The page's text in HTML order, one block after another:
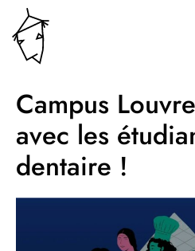
Campus
avec les
dentaire !